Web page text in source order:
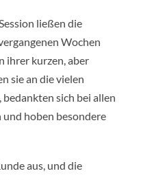
ließen die
Wochen
ihrer kurzen, aber
sie an die vielen
sich bei allen
hoben besondere
aus, und die